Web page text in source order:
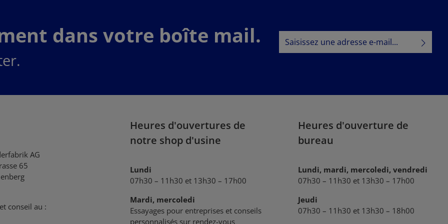
dans votre boîte mail. Adresse e-mail*
informations sur la protection des données
conditions générales
AG
65
conseil au :
Heures d'ouvertures de
notre shop d'usine
Lundi
07h30 – 11h30 et 13h30 – 17h00
Mardi, mercoledi
Essayages pour entreprises et conseils
personnalisés sur rendez-vous
Heures d'ouverture de
bureau
Lundi, mardi, mercoledi, vendredi
07h30 – 11h30 et 13h30 – 17h00
Jeudi
07h30 – 11h30 et 13h30 – 18h00